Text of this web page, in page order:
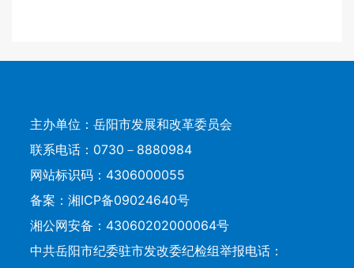
主办单位：岳阳市发展和改革委员会
联系电话：0730－8880984
网站标识码：4306000055
备案： 湘ICP备09024640号
湘公网安备：43060202000064号
中共岳阳市纪委驻市发改委纪检组举报电话：